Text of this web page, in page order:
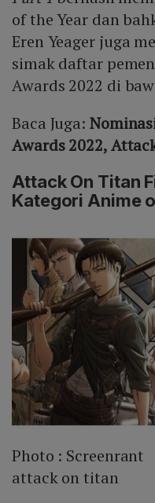
of the Year dan
Eren Yeager juga
simak daftar
Awards 2022 di
Baca Juga:
Awards 2022,
Attack On Titan
Kategori Anime
Photo : Screenrant
attack on titan